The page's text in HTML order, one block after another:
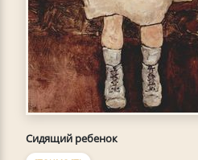
Сидящий ребенок